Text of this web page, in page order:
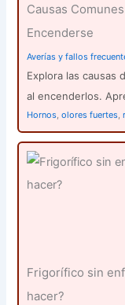
Causas
Encenderse
Averías y fallos
Explora las causas
al encenderlos.
Hornos,olores fuertes,
Frigorífico sin
hacer?